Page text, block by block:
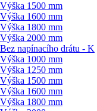
Výška 1500 mm
Výška 1600 mm
Výška 1800 mm
Výška 2000 mm
Bez napínacího drátu - K
Výška 1000 mm
Výška 1250 mm
Výška 1500 mm
Výška 1600 mm
Výška 1800 mm